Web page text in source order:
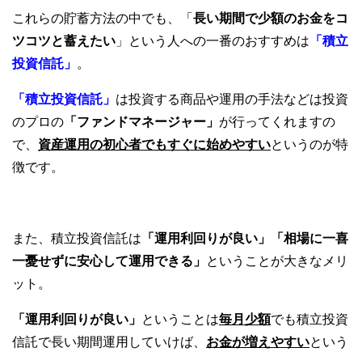
これらの貯蓄方法の中でも、「 長い期間で少額のお金をコ
ツコツと蓄えたい 」という人への一番のおすすめは 「積立
投資信託」 。
「積立投資信託」 は投資する商品や運用の手法などは投資
のプロの 「ファンドマネージャー」 が行ってくれますの
で、 資産運用の初心者でもすぐに始めやすいというのが特
徴です。
また、積立投資信託は 「運用利回りが良い」「相場に一喜
一憂せずに安心して運用できる」 ということが大きなメリ
ット。
「運用利回りが良い」 ということは毎月少額でも積立投資
信託で長い期間運用していけば、 お金が増えやすいという